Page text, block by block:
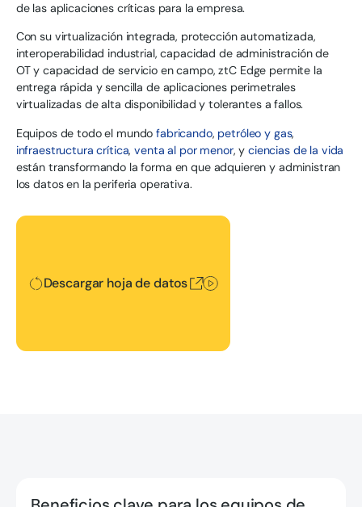
de las aplicaciones críticas para la empresa.
Con su virtualización integrada, protección automatizada,
interoperabilidad industrial, capacidad de administración de
OT y capacidad de servicio en campo, ztC Edge permite la
entrega rápida y sencilla de aplicaciones perimetrales
virtualizadas de alta disponibilidad y tolerantes a fallos.
Equipos de todo el mundofabricando, petróleo y gas,
infraestructura crítica,venta al por menor, y ciencias de la vida
están transformando la forma en que adquieren y administran
los datos en la periferia operativa.
Descargar hoja de datos
Descargar hoja de datos